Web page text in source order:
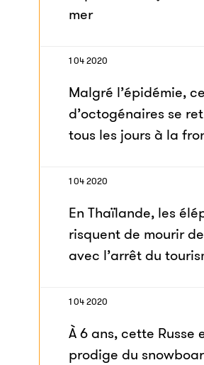
mer
1 04 2020
Malgré l’épidémie,
d’octogénaires se
tous les jours à la
1 04 2020
En Thaïlande, les
risquent de mourir
avec l’arrêt du
1 04 2020
À 6 ans, cette Russe
prodige du